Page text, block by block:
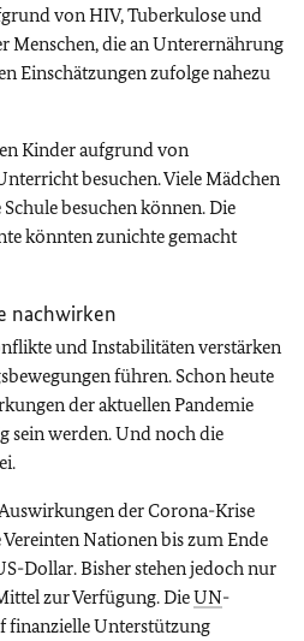
von HIV, Tuberkulose und
Menschen, die an Unterernährung
Einschätzungen zufolge nahezu
Kinder aufgrund von
besuchen. Viele Mädchen
besuchen können. Die
könnten zunichte gemacht
nachwirken
und Instabilitäten verstärken
führen. Schon heute
der aktuellen Pandemie
sein werden. Und noch die
der Corona-Krise
Nationen bis zum Ende
Dollar. Bisher stehen jedoch nur
zur Verfügung. DieUN-
finanzielle Unterstützung